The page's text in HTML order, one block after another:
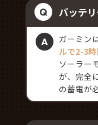
バッテ
ガーミン
ルで2-3
ソーラー
が、完全
の蓄電が